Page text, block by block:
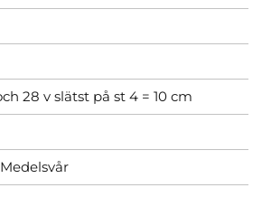
28 v slätst på st 4 = 10 cm